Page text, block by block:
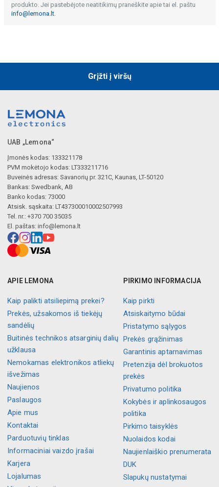
produkto. Jei pastebėjote neatitikimų praneškite apie tai el. paštu
info@lemona.lt.
Grįžti į viršų
UAB „Lemona“
Įmonės kodas: 133321178
PVM mokėtojo kodas: LT333211716
Buveinės adresas: Savanorių pr. 321C, Kaunas, LT-50120
Bankas: Swedbank, AB
Banko kodas: 73000
Atsisk. sąskaita: LT437300010002507993
Tel. nr.: +370 700 35035
El. paštas: info@lemona.lt
APIE LEMONA
Kaip palikti atsiliepimą prekei?
Prekės, užsakomos iš tiekėjų
sandėlių
Buitinės technikos atsarginių dalių
užklausa
Nemokamas elektronikos atliekų
išvežimas
Naujienos
Paslaugos
Apie mus
Kontaktai
Parduotuvių tinklas
Informaciniai vaizdo įrašai
Karjera
Lojalumas
PIRKIMO INFORMACIJA
Kaip pirkti
Atsiskaitymo būdai
Pristatymo sąlygos
Prekės grąžinimas
Garantinis aptarnavimas
Pretenzija dėl brokuotos
prekės
Privatumo politika
Kokybės ir aplinkosaugos
politika
Pirkimo taisyklės
Nuolaidos kodai
Naujienlaiškio prenumerata
DUK
Slapukų nustatymai